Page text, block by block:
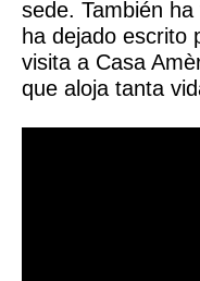
sede. También
ha dejado escrito
visita a Casa
que aloja tanta